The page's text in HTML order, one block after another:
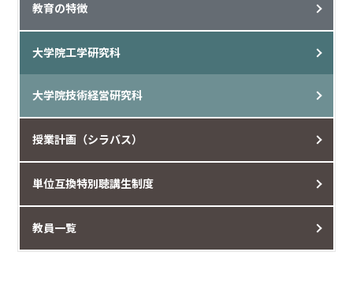
教育の特徴
大学院工学研究科
大学院技術経営研究科
授業計画（シラバス）
単位互換特別聴講生制度
教員一覧